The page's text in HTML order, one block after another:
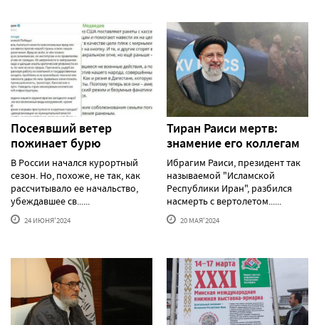
Посеявший ветер
пожинает бурю
В России начался курортный
сезон. Но, похоже, не так, как
рассчитывало ее начальство,
убеждавшее св......
24 ИЮНЯ'2024
Тиран Раиси мертв:
знамение его коллегам
Ибрагим Раиси, президент так
называемой "Исламской
Республики Иран", разбился
насмерть с вертолетом......
20 МАЯ'2024